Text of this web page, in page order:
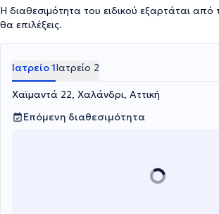
Η διαθεσιμότητα του ειδικού εξαρτάται
θα επιλέξεις.
Ιατρείο 1Ιατρείο 2
Χαϊμαντά 22, Χαλάνδρι, Αττική
Επόμενη διαθεσιμότητα